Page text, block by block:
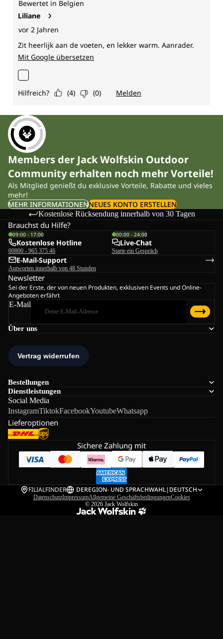
Members der Jack Wolfskin Outdoor
Community erhalten noch mehr Vorteile!
Als Mitglied genießt du exklusive Vorteile, Rabatte und vieles
mehr!
MEHR INFORMATIONENNEUES KONTO ERSTELLEN
Kostenlose Rücksendung innerhalb von 30 Tagen
Über uns
Bestellungen
Dienstleistungen
Social Media
InstagramTiktokFacebookYoutubeWhatsapp
Lieferoptionen
Brauchst du Hilfe?
09:00 - 17:00
Kostenlose Hotline
00800 - 965 375 46
00:00 - 24:00
Live-Chat
Starte ein Gespräch
E-Mail-Support
Antworten innerhalb von 48 Stunden
Newsletter
Sei der Erste, der von neuen Produkten, exklusiven Events und Online-
Angeboten erfährt
E-Mail
Sichere Zahlung mit
FILIALFINDER DEREGION- UND SPRACHWAHL| DEUTSCH
DatenschutzImpressumAllgemeine GeschäftsbedingungenCookies
© 2026 Jack Wolfskin